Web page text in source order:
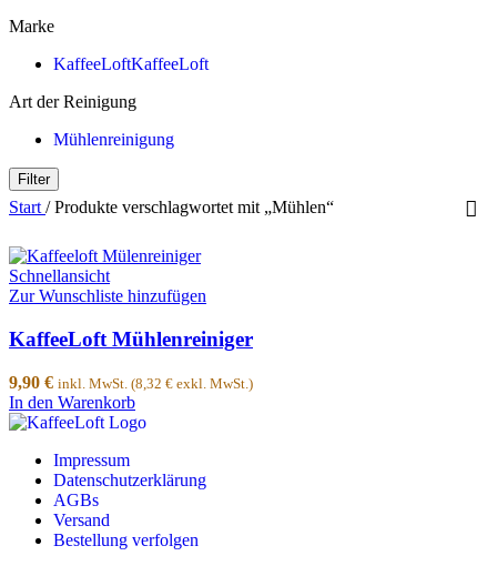
Marke
KaffeeLoftKaffeeLoft
Art der Reinigung
Mühlenreinigung
Filter
Start / Produkte verschlagwortet mit „Mühlen“
Schnellansicht
Zur Wunschliste hinzufügen
KaffeeLoft Mühlenreiniger
9,90 € inkl. MwSt. (8,32 € exkl. MwSt.)
In den Warenkorb
Impressum
Datenschutzerklärung
AGBs
Versand
Bestellung verfolgen